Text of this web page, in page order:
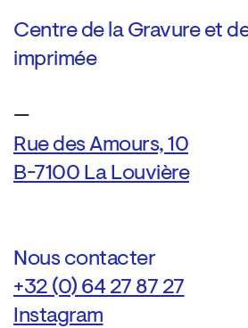
Centre de la Gravure et
imprimée
—
Rue des Amours, 10
B-7100 La Louvière
Nous contacter
+32 (0) 64 27 87 27
Instagram